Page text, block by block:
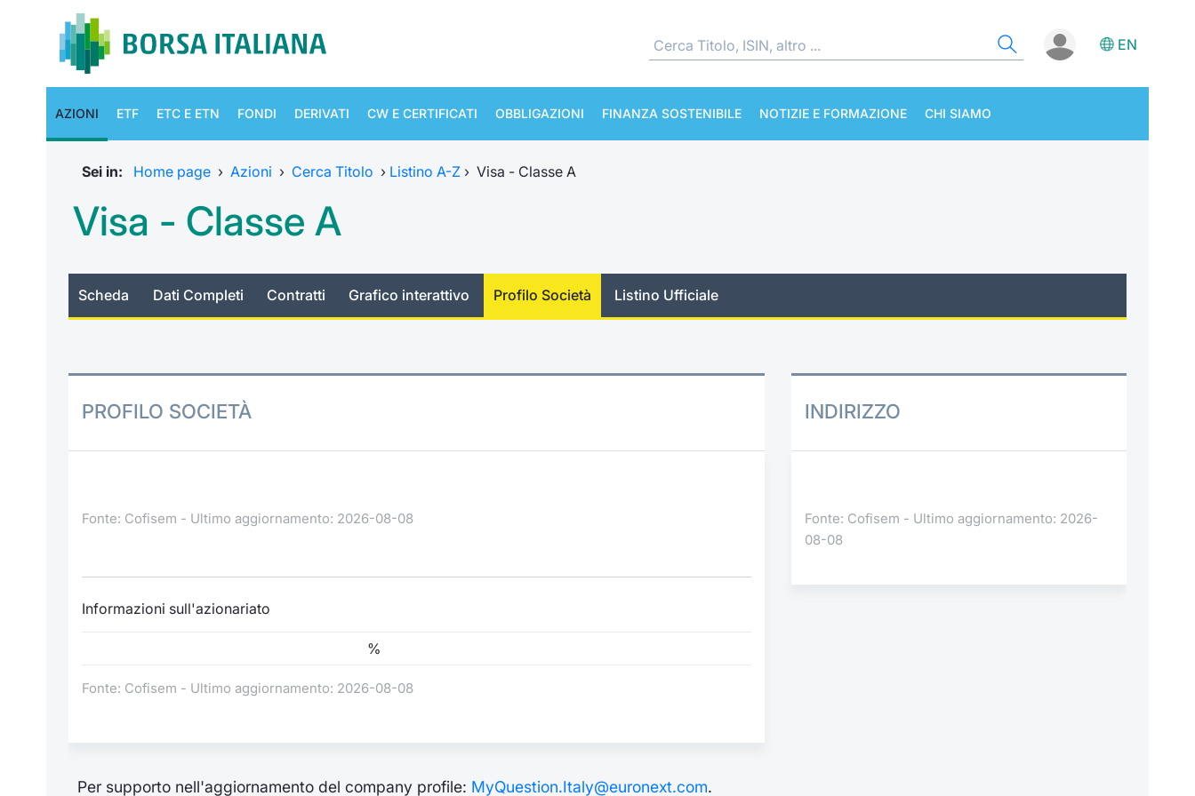
EN
AZIONI ETF ETC E ETN FONDI DERIVATI CW E CERTIFICATI OBBLIGAZIONI FINANZA SOSTENIBILE NOTIZIE E FORMAZIONE CHI SIAMO
Sei in: Home page › Azioni › Cerca Titolo › Listino A-Z › Visa - Classe A
Visa - Classe A
Scheda Dati Completi Contratti Grafico interattivo Profilo Società Listino Ufficiale
PROFILO SOCIETÀ
Fonte: Cofisem - Ultimo aggiornamento: 2026-08-08
Informazioni sull'azionariato
%
Fonte: Cofisem - Ultimo aggiornamento: 2026-08-08
INDIRIZZO
Fonte: Cofisem - Ultimo aggiornamento: 2026-
08-08
Per supporto nell'aggiornamento del company profile: MyQuestion.Italy@euronext.com.